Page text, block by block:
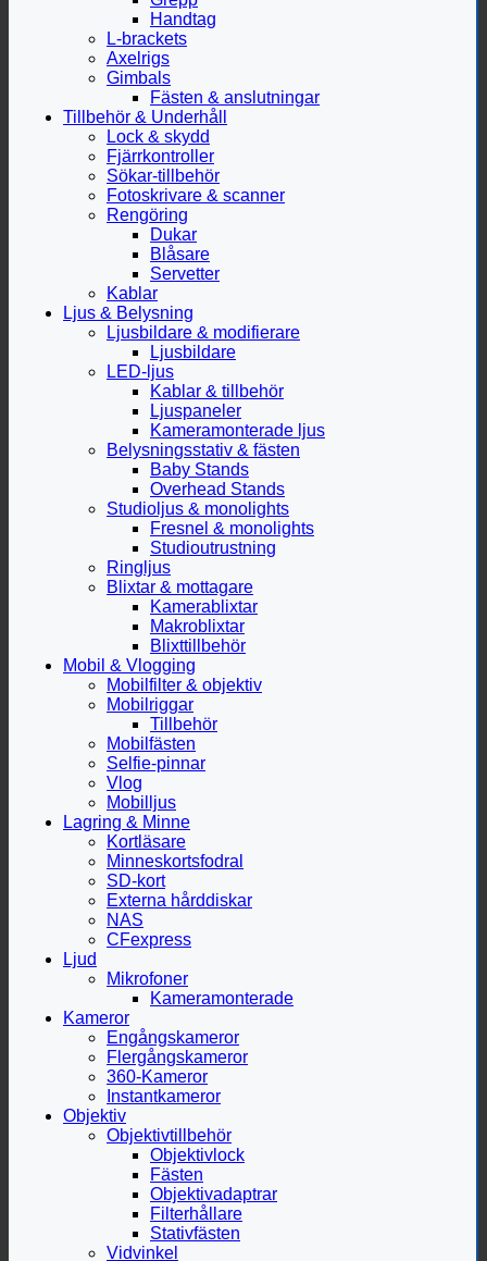
Handtag
L-brackets
Axelrigs
Gimbals
Fästen & anslutningar
Tillbehör & Underhåll
Lock & skydd
Fjärrkontroller
Sökar-tillbehör
Fotoskrivare & scanner
Rengöring
Dukar
Blåsare
Servetter
Kablar
Ljus & Belysning
Ljusbildare & modifierare
Ljusbildare
LED-ljus
Kablar & tillbehör
Ljuspaneler
Kameramonterade ljus
Belysningsstativ & fästen
Baby Stands
Overhead Stands
Studioljus & monolights
Fresnel & monolights
Studioutrustning
Ringljus
Blixtar & mottagare
Kamerablixtar
Makroblixtar
Blixttillbehör
Mobil & Vlogging
Mobilfilter & objektiv
Mobilriggar
Tillbehör
Mobilfästen
Selfie-pinnar
Vlog
Mobilljus
Lagring & Minne
Kortläsare
Minneskortsfodral
SD-kort
Externa hårddiskar
NAS
CFexpress
Ljud
Mikrofoner
Kameramonterade
Kameror
Engångskameror
Flergångskameror
360-Kameror
Instantkameror
Objektiv
Objektivtillbehör
Objektivlock
Fästen
Objektivadaptrar
Filterhållare
Stativfästen
Vidvinkel